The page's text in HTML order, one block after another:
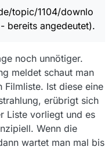
topic/1104/downlo
bereits angedeutet).
noch unnötiger.
meldet schaut man
Ist diese eine
erübrigt sich
Liste vorliegt und es
Wenn die
wartet man mal bis